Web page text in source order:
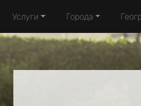
Услуги Города